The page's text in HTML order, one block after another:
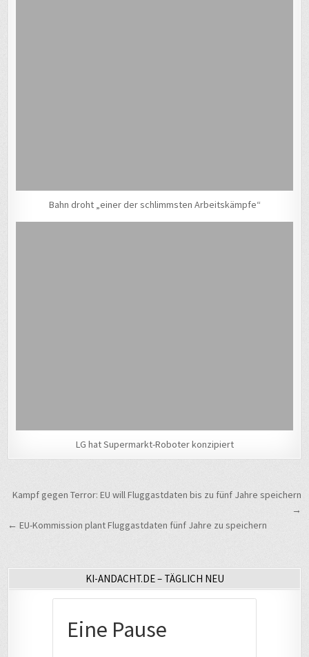
Bahn droht „einer der schlimmsten Arbeitskämpfe“
LG hat Supermarkt-Roboter konzipiert
Beitragsnavigation
Kampf gegen Terror: EU will Fluggastdaten bis zu fünf Jahre speichern
→
← EU-Kommission plant Fluggastdaten fünf Jahre zu speichern
KI-ANDACHT.DE – TÄGLICH NEU